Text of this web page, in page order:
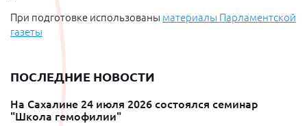
При подготовке использованы материалы Парламентской
газеты
ПОСЛЕДНИЕ НОВОСТИ
На Сахалине 24 июля 2026 состоялся семинар
"Школа гемофилии"